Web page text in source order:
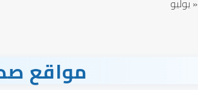
« يوليو
مواقع